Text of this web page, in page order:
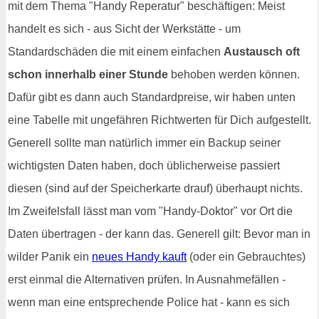
mit dem Thema "Handy Reperatur" beschäftigen: Meist
handelt es sich - aus Sicht der Werkstätte - um
Standardschäden die mit einem einfachen Austausch oft
schon innerhalb einer Stunde behoben werden können.
Dafür gibt es dann auch Standardpreise, wir haben unten
eine Tabelle mit ungefähren Richtwerten für Dich aufgestellt.
Generell sollte man natürlich immer ein Backup seiner
wichtigsten Daten haben, doch üblicherweise passiert
diesen (sind auf der Speicherkarte drauf) überhaupt nichts.
Im Zweifelsfall lässt man vom "Handy-Doktor" vor Ort die
Daten übertragen - der kann das. Generell gilt: Bevor man in
wilder Panik ein neues Handy kauft(oder ein Gebrauchtes)
erst einmal die Alternativen prüfen. In Ausnahmefällen -
wenn man eine entsprechende Police hat - kann es sich